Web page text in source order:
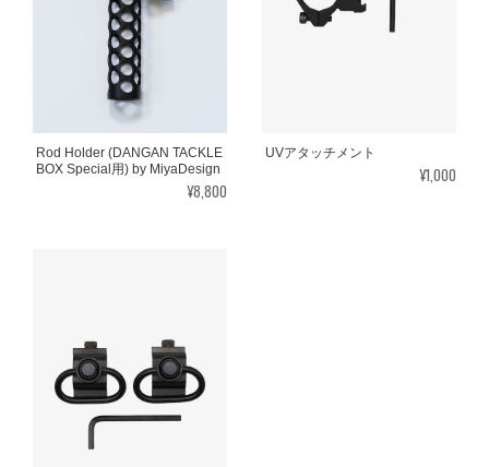
Rod Holder (DANGAN TACKLE
BOX Special用) by MiyaDesign
¥8,800
UVアタッチメント
¥1,000